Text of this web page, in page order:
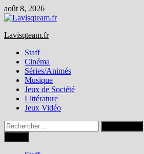
Passer
au
août 8, 2026
Lavisqteam.fr
Staff
Cinéma
Séries/Animés
Musique
Jeux de Société
Littérature
Jeux Vidéo
Rechercher :